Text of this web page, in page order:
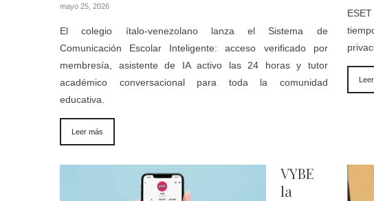
mayo 25, 2026
El colegio ítalo-venezolano lanza el Sistema de
Comunicación Escolar Inteligente: acceso verificado por
membresía, asistente de IA activo las 24 horas y tutor
académico conversacional para toda la comunidad
educativa.
Leer más
VYBE
la